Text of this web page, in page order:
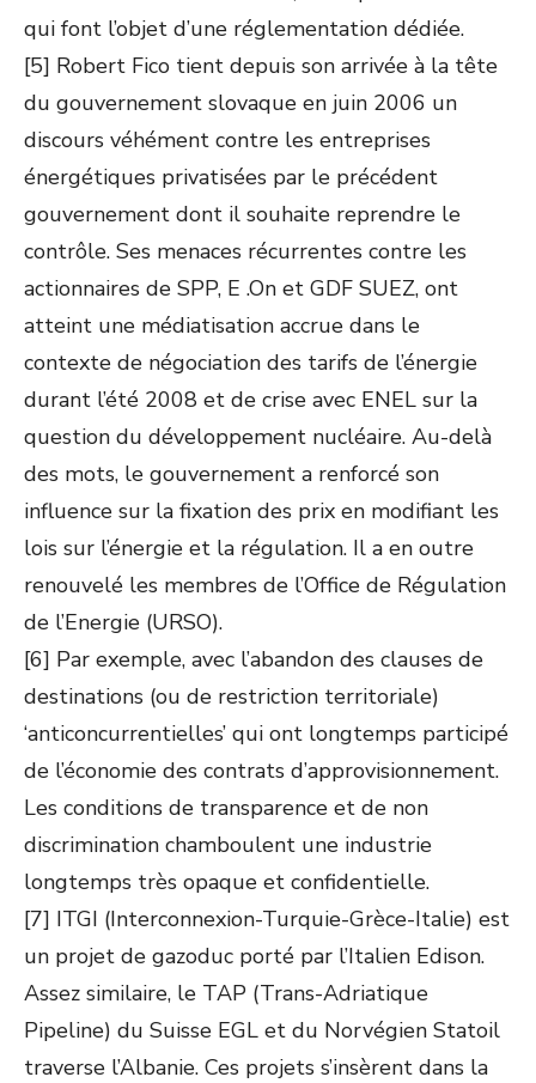
qui font l’objet d’une réglementation dédiée.
[5] Robert Fico tient depuis son arrivée à la tête
du gouvernement slovaque en juin 2006 un
discours véhément contre les entreprises
énergétiques privatisées par le précédent
gouvernement dont il souhaite reprendre le
contrôle. Ses menaces récurrentes contre les
actionnaires de SPP, E .On et GDF SUEZ, ont
atteint une médiatisation accrue dans le
contexte de négociation des tarifs de l’énergie
durant l’été 2008 et de crise avec ENEL sur la
question du développement nucléaire. Au-delà
des mots, le gouvernement a renforcé son
influence sur la fixation des prix en modifiant les
lois sur l’énergie et la régulation. Il a en outre
renouvelé les membres de l’Office de Régulation
de l’Energie (URSO).
[6] Par exemple, avec l’abandon des clauses de
destinations (ou de restriction territoriale)
‘anticoncurrentielles’ qui ont longtemps participé
de l’économie des contrats d’approvisionnement.
Les conditions de transparence et de non
discrimination chamboulent une industrie
longtemps très opaque et confidentielle.
[7] ITGI (Interconnexion-Turquie-Grèce-Italie) est
un projet de gazoduc porté par l’Italien Edison.
Assez similaire, le TAP (Trans-Adriatique
Pipeline) du Suisse EGL et du Norvégien Statoil
traverse l’Albanie. Ces projets s’insèrent dans la